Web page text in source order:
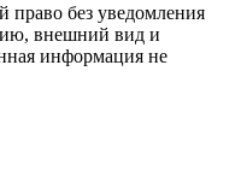
право без уведомления
внешний вид и
информация не